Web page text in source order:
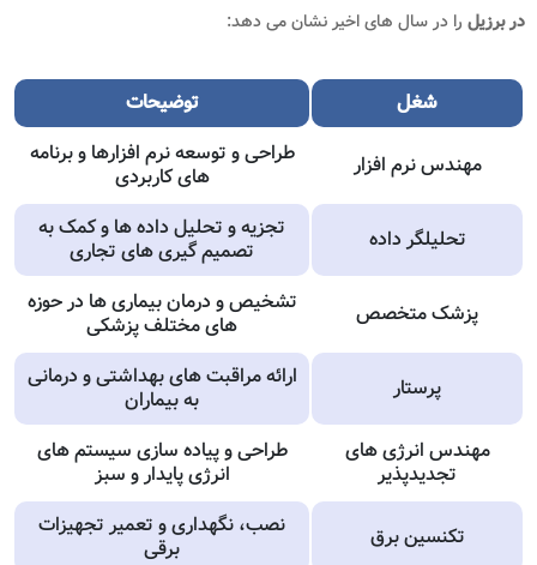
در برزیل را در سال های اخیر نشان می دهد:
شغل توضیحات
مهندس نرم افزار
طراحی و توسعه نرم افزارها و برنامه
های کاربردی
تحلیلگر داده
تجزیه و تحلیل داده ها و کمک به
تصمیم گیری های تجاری
پزشک متخصص
تشخیص و درمان بیماری ها در حوزه
های مختلف پزشکی
پرستار
ارائه مراقبت های بهداشتی و درمانی
به بیماران
مهندس انرژی های
تجدیدپذیر
طراحی و پیاده سازی سیستم های
انرژی پایدار و سبز
تکنسین برق
نصب، نگهداری و تعمیر تجهیزات
برقی